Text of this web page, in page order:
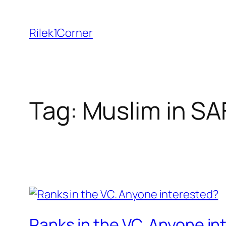
content
Rilek1Corner
Tag: Muslim in